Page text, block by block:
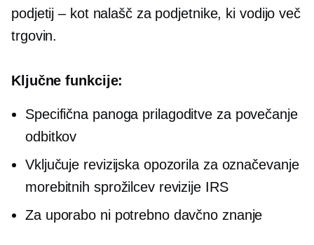
podjetij – kot nalašč za podjetnike, ki vodijo več
trgovin.
Ključne funkcije:
Specifična panoga prilagoditve za povečanje
odbitkov
Vključuje revizijska opozorila za označevanje
morebitnih sprožilcev revizije IRS
Za uporabo ni potrebno davčno znanje